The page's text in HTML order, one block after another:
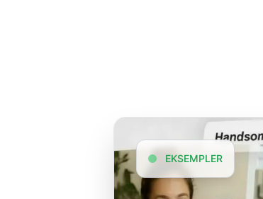
EKSEMPLER